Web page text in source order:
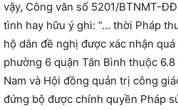
vậy, Công văn số 5201/BTNMT-
tình hay hữu ý ghi: “… thời Pháp
hộ dân đề nghị được xác nhận
phường 6 quận Tân Bình thuộc
Nam và Hội đồng quản trị công
đứng bộ được chính quyền Pháp